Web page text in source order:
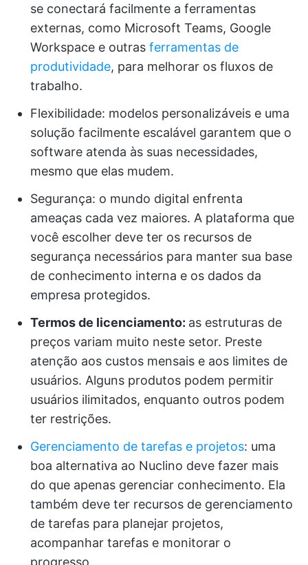
se conectará facilmente a ferramentas
externas, como Microsoft Teams, Google
Workspace e outras ferramentas de
produtividade, para melhorar os fluxos de
trabalho.
Flexibilidade: modelos personalizáveis e uma
solução facilmente escalável garantem que o
software atenda às suas necessidades,
mesmo que elas mudem.
Segurança: o mundo digital enfrenta
ameaças cada vez maiores. A plataforma que
você escolher deve ter os recursos de
segurança necessários para manter sua base
de conhecimento interna e os dados da
empresa protegidos.
Termos de licenciamento: as estruturas de
preços variam muito neste setor. Preste
atenção aos custos mensais e aos limites de
usuários. Alguns produtos podem permitir
usuários ilimitados, enquanto outros podem
ter restrições.
Gerenciamento de tarefas e projetos: uma
boa alternativa ao Nuclino deve fazer mais
do que apenas gerenciar conhecimento. Ela
também deve ter recursos de gerenciamento
de tarefas para planejar projetos,
acompanhar tarefas e monitorar o
progresso.